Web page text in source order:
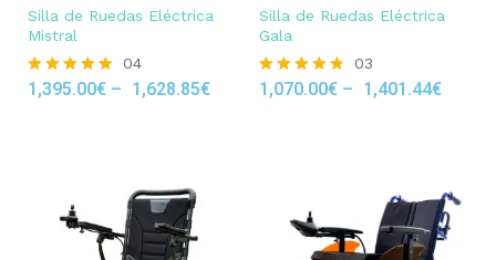
Silla de Ruedas Eléctrica
Mistral
Rated
04
1,395.00€ – 1,628.85€
Silla de Ruedas Eléctrica
Gala
Rated
03
1,070.00€ – 1,401.44€